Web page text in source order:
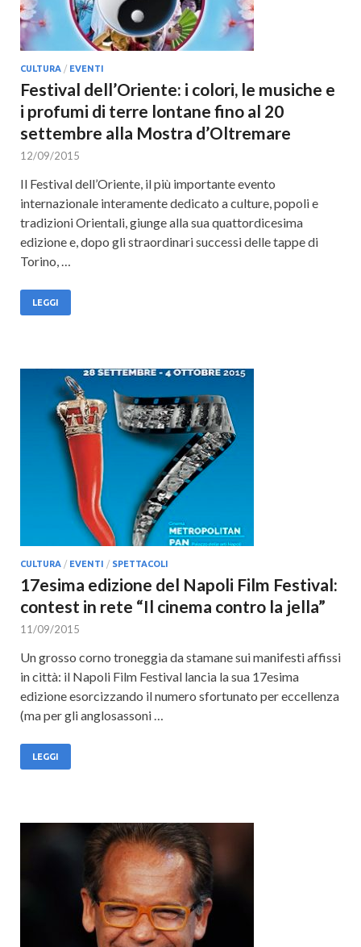
CULTURA / EVENTI
Festival dell’Oriente: i colori, le musiche e
i profumi di terre lontane fino al 20
settembre alla Mostra d’Oltremare
12/09/2015
Il Festival dell’Oriente, il più importante evento
internazionale interamente dedicato a culture, popoli e
tradizioni Orientali, giunge alla sua quattordicesima
edizione e, dopo gli straordinari successi delle tappe di
Torino, …
LEGGI
CULTURA / EVENTI / SPETTACOLI
17esima edizione del Napoli Film Festival:
contest in rete “Il cinema contro la jella”
11/09/2015
Un grosso corno troneggia da stamane sui manifesti affissi
in città: il Napoli Film Festival lancia la sua 17esima
edizione esorcizzando il numero sfortunato per eccellenza
(ma per gli anglosassoni …
LEGGI